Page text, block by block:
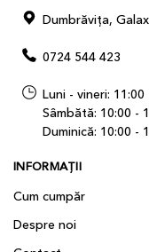
Dumbrăvița,
0724 544 423
Luni - vineri: 11:00
Sâmbătă: 10:00 -
Duminică: 10:00 -
INFORMAȚII
Cum cumpăr
Despre noi